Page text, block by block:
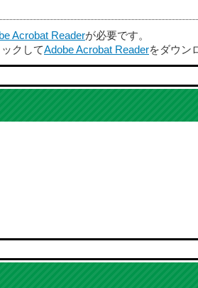
Acrobat Readerが必要です。
クしてAdobe Acrobat Readerをダウン